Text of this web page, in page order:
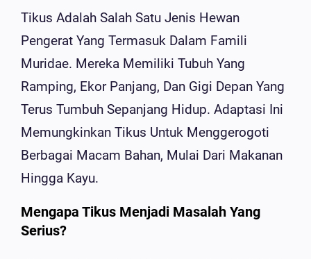
Tikus Adalah Salah Satu Jenis Hewan
Pengerat Yang Termasuk Dalam Famili
Muridae. Mereka Memiliki Tubuh Yang
Ramping, Ekor Panjang, Dan Gigi Depan Yang
Terus Tumbuh Sepanjang Hidup. Adaptasi Ini
Memungkinkan Tikus Untuk Menggerogoti
Berbagai Macam Bahan, Mulai Dari Makanan
Hingga Kayu.
Mengapa Tikus Menjadi Masalah Yang
Serius?